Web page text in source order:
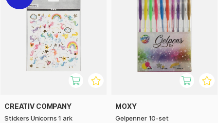
CREATIV COMPANY
Stickers Unicorns 1 ark
MOXY
Gelpenner 10-set